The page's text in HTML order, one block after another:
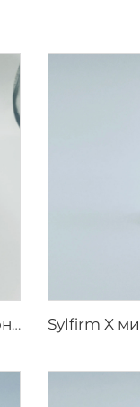
Pixel8 RF Rohrer Aesthetic 25 49 64 наконечники